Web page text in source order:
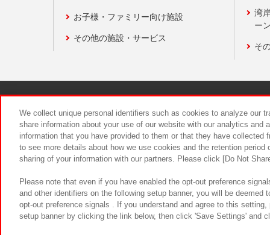
お子様・ファミリー向け施設
その他の施設・サービス
湾
ー
そ
食品のご
We collect unique personal identifiers such as cookies to analyze our
share information about your use of our website with our analytics and
information that you have provided to them or that they have
to see more details about how we use cookies and the retention
sharing of your information with our partners. Please click [Do Not
Please note that even if you have enabled the opt-out preference
and other identifiers on the following setup banner, you will be
opt-out preference signals . If you understand and agree to this
setup banner by clicking the link below, then click 'Save Settings' and